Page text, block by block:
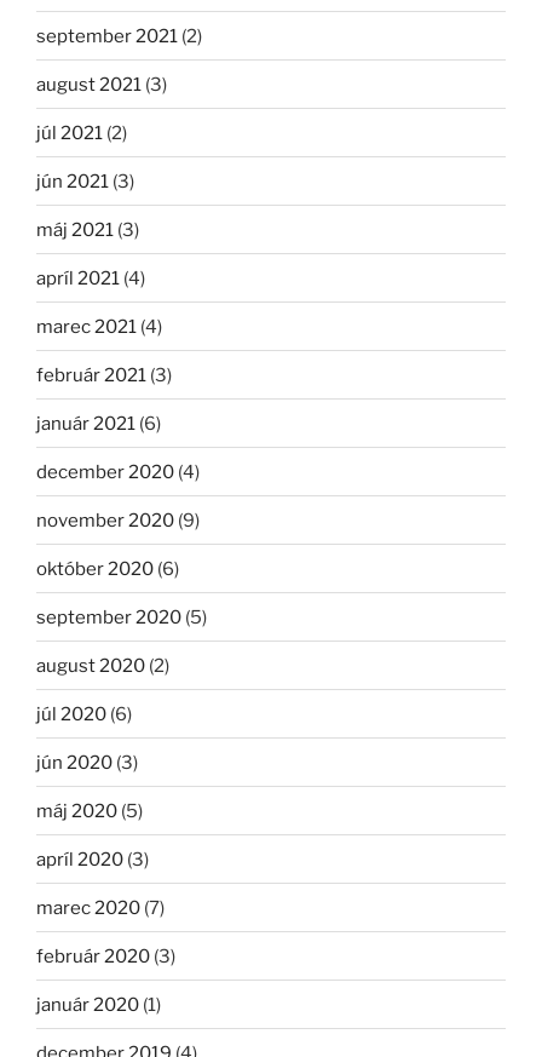
september 2021 (2)
august 2021 (3)
júl 2021 (2)
jún 2021 (3)
máj 2021 (3)
apríl 2021 (4)
marec 2021 (4)
február 2021 (3)
január 2021 (6)
december 2020 (4)
november 2020 (9)
október 2020 (6)
september 2020 (5)
august 2020 (2)
júl 2020 (6)
jún 2020 (3)
máj 2020 (5)
apríl 2020 (3)
marec 2020 (7)
február 2020 (3)
január 2020 (1)